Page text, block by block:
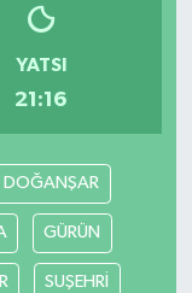
YATSI
21:16
DOĞANŞAR
GÜRÜN
SUŞEHRİ